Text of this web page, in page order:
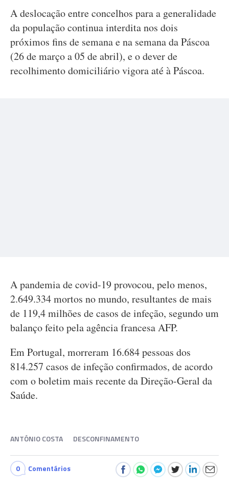
A deslocação entre concelhos para a generalidade
da população continua interdita nos dois
próximos fins de semana e na semana da Páscoa
(26 de março a 05 de abril), e o dever de
recolhimento domiciliário vigora até à Páscoa.
A pandemia de covid-19 provocou, pelo menos,
2.649.334 mortos no mundo, resultantes de mais
de 119,4 milhões de casos de infeção, segundo um
balanço feito pela agência francesa AFP.
Em Portugal, morreram 16.684 pessoas dos
814.257 casos de infeção confirmados, de acordo
com o boletim mais recente da Direção-Geral da
Saúde.
ANTÓNIO COSTA DESCONFINAMENTO
0 Comentários